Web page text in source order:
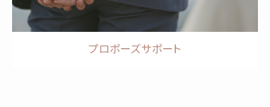
プロポーズサポート